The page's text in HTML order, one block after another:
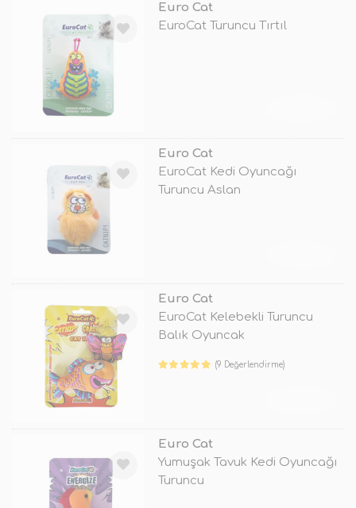
Euro Cat
EuroCat Turuncu Tırtıl
Euro Cat
EuroCat Kedi Oyuncağı
Turuncu Aslan
Euro Cat
EuroCat Kelebekli Turuncu
Balık Oyuncak
(9 Değerlendirme)
Euro Cat
Yumuşak Tavuk Kedi Oyuncağı
Turuncu